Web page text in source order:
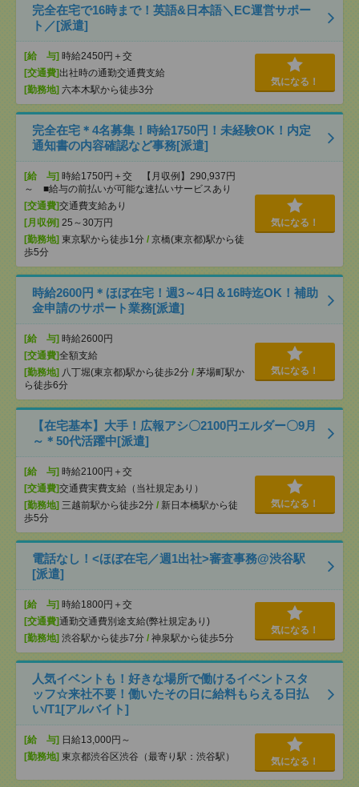
完全在宅で16時まで！英語&日本語＼EC運営サポー
ト／[派遣]
[給 与] 時給2450円＋交
[交通費]出社時の通勤交通費支給
[勤務地] 六本木駅から徒歩3分
気になる！
完全在宅＊4名募集！時給1750円！未経験OK！内定
通知書の内容確認など事務[派遣]
[給 与] 時給1750円＋交 【月収例】290,937円
～ ■給与の前払いが可能な速払いサービスあり
[交通費]交通費支給あり
[月収例] 25～30万円
[勤務地] 東京駅から徒歩1分 / 京橋(東京都)駅から徒
歩5分
気になる！
時給2600円＊ほぼ在宅！週3～4日＆16時迄OK！補助
金申請のサポート業務[派遣]
[給 与] 時給2600円
[交通費]全額支給
[勤務地] 八丁堀(東京都)駅から徒歩2分 / 茅場町駅か
ら徒歩6分
気になる！
【在宅基本】大手！広報アシ〇2100円エルダー〇9月
～＊50代活躍中[派遣]
[給 与] 時給2100円＋交
[交通費]交通費実費支給（当社規定あり）
[勤務地] 三越前駅から徒歩2分 / 新日本橋駅から徒
歩5分
気になる！
電話なし！<ほぼ在宅／週1出社>審査事務@渋谷駅
[派遣]
[給 与] 時給1800円＋交
[交通費]通勤交通費別途支給(弊社規定あり)
[勤務地] 渋谷駅から徒歩7分 / 神泉駅から徒歩5分
気になる！
人気イベントも！好きな場所で働けるイベントスタ
ッフ☆来社不要！働いたその日に給料もらえる日払
い/T1[アルバイト]
[給 与] 日給13,000円～
[勤務地] 東京都渋谷区渋谷（最寄り駅：渋谷駅） 気になる！